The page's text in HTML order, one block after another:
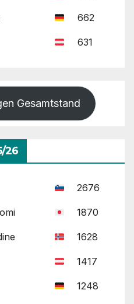
662
631
Gesamtstand
26
2676
1870
1628
1417
1248